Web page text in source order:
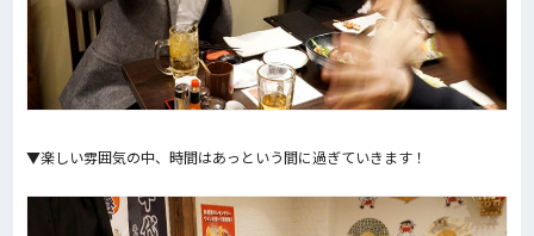
▼楽しい雰囲気の中、時間はあっという間に過ぎていきます！